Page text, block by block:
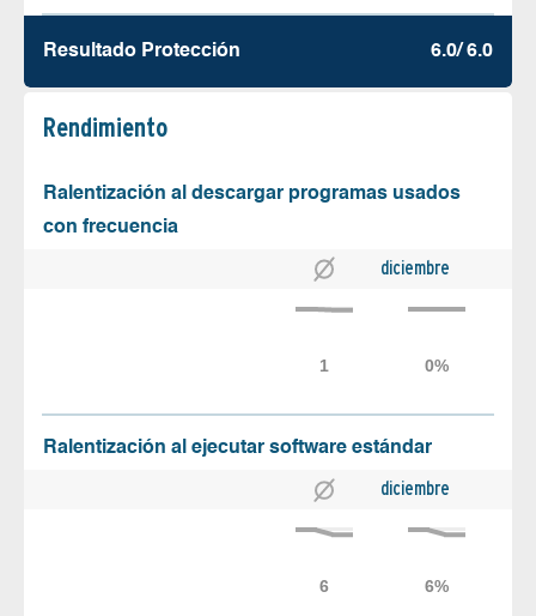
Resultado Protección 6.0/ 6.0
Rendimiento
Ralentización al descargar programas usados
con frecuencia
diciembre
Ralentización al ejecutar software estándar
diciembre